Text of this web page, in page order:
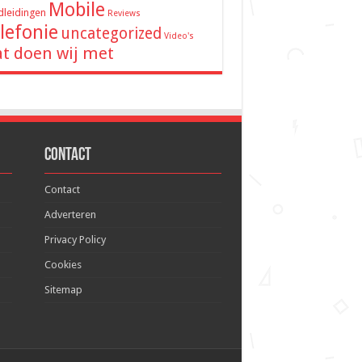
Mobile Reviews
uncategorized Video's
doen wij met
Contact
Contact
Adverteren
Privacy Policy
Cookies
Sitemap